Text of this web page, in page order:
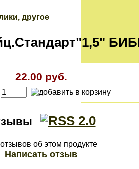
другое
22.00 руб.
об этом продукте
Написать отзыв